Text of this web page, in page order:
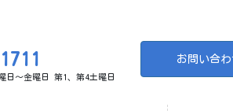
日～金曜日 第1、第4土曜日
お問い合わ